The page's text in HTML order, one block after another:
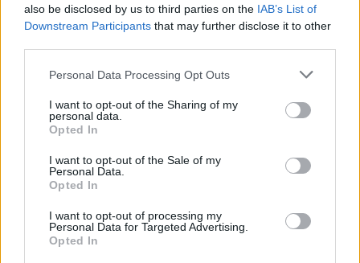
also be disclosed by us to third parties on the IAB’s List of
Downstream Participants that may further disclose it to other
Please note that this website/app uses one or more Google
not limited to your visit or usage behaviour. You may click to
grant or deny consent to Google and its third-party tags to
use your data for below specified purposes in below Google
consent section.
Personal Data Processing Opt Outs
I want to opt-out of the Sharing of my
personal data.
Opted In
I want to opt-out of the Sale of my
Personal Data.
Opted In
I want to opt-out of processing my
Personal Data for Targeted Advertising.
Opted In
“Man pat neomulīgi
palika!” Sēņotāja mežā
uziet ļoti biedējošu vietu